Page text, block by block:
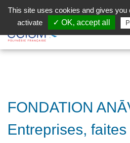
Facebook (Customer Chat) is
FONDATION
Entreprises,
This site uses cookies and gives
activate
✓ OK, accept all